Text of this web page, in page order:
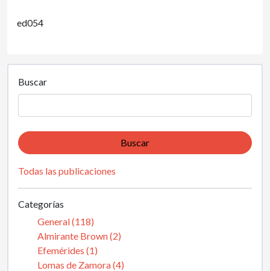
ed054
Buscar
Buscar
Todas las publicaciones
Categorías
General (118)
Almirante Brown (2)
Efemérides (1)
Lomas de Zamora (4)